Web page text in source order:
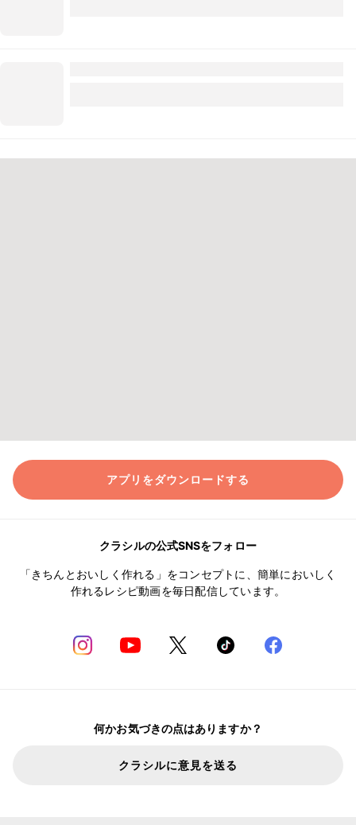
アプリをダウンロードする
クラシルの公式SNSをフォロー
「きちんとおいしく作れる」をコンセプトに、簡単においしく
作れるレシピ動画を毎日配信しています。
何かお気づきの点はありますか？
クラシルに意見を送る